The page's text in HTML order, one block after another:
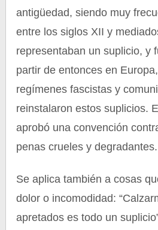
antigüedad, siendo muy
entre los siglos XII y
representaban un suplicio, y
partir de entonces en
regímenes fascistas y
reinstalaron estos suplicios.
aprobó una convención
penas crueles y degradantes.
Se aplica también a cosas
dolor o incomodidad:
apretados es todo un